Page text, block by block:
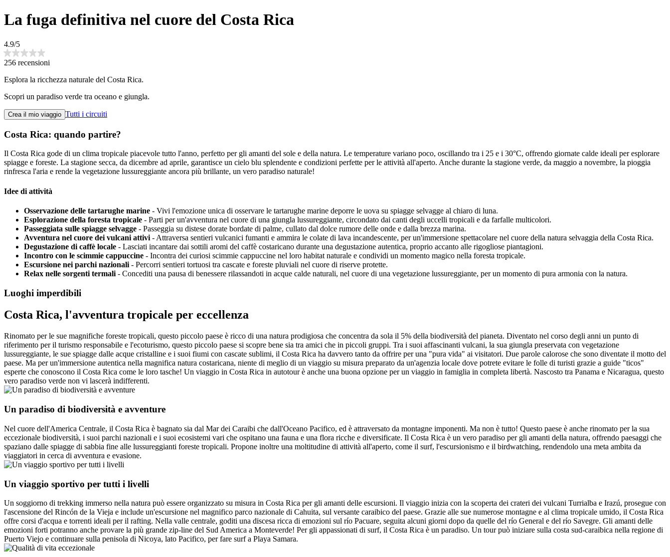
La fuga definitiva nel cuore del Costa Rica
4.9/5
256 recensioni
Esplora la ricchezza naturale del Costa Rica.
Scopri un paradiso verde tra oceano e giungla.
Crea il mio viaggio Tutti i circuiti
Costa Rica: quando partire?
Il Costa Rica gode di un clima tropicale piacevole tutto l'anno, perfetto per gli amanti del sole e della natura. Le temperature variano poco, oscillando tra i 25 e i 30°C, offrendo giornate calde ideali per esplorare
spiagge e foreste. La stagione secca, da dicembre ad aprile, garantisce un cielo blu splendente e condizioni perfette per le attività all'aperto. Anche durante la stagione verde, da maggio a novembre, la pioggia
rinfresca l'aria e rende la vegetazione lussureggiante ancora più brillante, un vero paradiso naturale!
Idee di attività
Osservazione delle tartarughe marine - Vivi l'emozione unica di osservare le tartarughe marine deporre le uova su spiagge selvagge al chiaro di luna.
Esplorazione della foresta tropicale - Parti per un'avventura nel cuore di una giungla lussureggiante, circondato dai canti degli uccelli tropicali e da farfalle multicolori.
Passeggiata sulle spiagge selvagge - Passeggia su distese dorate bordate di palme, cullato dal dolce rumore delle onde e dalla brezza marina.
Avventura nel cuore dei vulcani attivi - Attraversa sentieri vulcanici fumanti e ammira le colate di lava incandescente, per un'immersione spettacolare nel cuore della natura selvaggia della Costa Rica.
Degustazione di caffè locale - Lasciati incantare dai sottili aromi del caffè costaricano durante una degustazione autentica, proprio accanto alle rigogliose piantagioni.
Incontro con le scimmie cappuccine - Incontra dei curiosi scimmie cappuccine nel loro habitat naturale e condividi un momento magico nella foresta tropicale.
Escursione nei parchi nazionali - Percorri sentieri tortuosi tra cascate e foreste pluviali nel cuore di riserve protette.
Relax nelle sorgenti termali - Concediti una pausa di benessere rilassandoti in acque calde naturali, nel cuore di una vegetazione lussureggiante, per un momento di pura armonia con la natura.
Luoghi imperdibili
Costa Rica, l'avventura tropicale per eccellenza
Rinomato per le sue magnifiche foreste tropicali, questo piccolo paese è ricco di una natura prodigiosa che concentra da sola il 5% della biodiversità del pianeta. Diventato nel corso degli anni un punto di
riferimento per il turismo responsabile e l'ecoturismo, questo piccolo paese si scopre bene sia tra amici che in piccoli gruppi. Tra i suoi affascinanti vulcani, la sua giungla preservata con vegetazione
lussureggiante, le sue spiagge dalle acque cristalline e i suoi fiumi con cascate sublimi, il Costa Rica ha davvero tanto da offrire per una "pura vida" ai visitatori. Due parole calorose che sono diventate il motto del
paese. Ma per un'immersione autentica nella magnifica natura costaricana, niente di meglio di un viaggio su misura preparato da un'agenzia locale dove potrete evitare le folle di turisti grazie a guide "ticos"
esperte che conoscono il Costa Rica come le loro tasche! Un viaggio in Costa Rica in autotour è anche una buona opzione per un viaggio in famiglia in completa libertà. Nascosto tra Panama e Nicaragua, questo
vero paradiso verde non vi lascerà indifferenti.
Un paradiso di biodiversità e avventure
Nel cuore dell'America Centrale, il Costa Rica è bagnato sia dal Mar dei Caraibi che dall'Oceano Pacifico, ed è attraversato da montagne imponenti. Ma non è tutto! Questo paese è anche rinomato per la sua
eccezionale biodiversità, i suoi parchi nazionali e i suoi ecosistemi vari che ospitano una fauna e una flora ricche e diversificate. Il Costa Rica è un vero paradiso per gli amanti della natura, offrendo paesaggi che
spaziano dalle spiagge di sabbia fine alle lussureggianti foreste tropicali. Propone inoltre una moltitudine di attività all'aperto, come il surf, l'escursionismo e il birdwatching, rendendolo una meta ambita da
viaggiatori in cerca di avventura e evasione.
Un viaggio sportivo per tutti i livelli
Un soggiorno di trekking immerso nella natura può essere organizzato su misura in Costa Rica per gli amanti delle escursioni. Il viaggio inizia con la scoperta dei crateri dei vulcani Turrialba e Irazú, prosegue con
l'ascensione del Rincón de la Vieja e include un'escursione nel magnifico parco nazionale di Cahuita, sul versante caraibico del paese. Grazie alle sue numerose montagne e al clima tropicale umido, il Costa Rica
offre corsi d'acqua e torrenti ideali per il rafting. Nella valle centrale, goditi una discesa ricca di emozioni sul río Pacuare, seguita alcuni giorni dopo da quelle del río General e del río Savegre. Gli amanti delle
emozioni forti potranno anche provare la più grande zip-line del Sud America a Monteverde! Per gli appassionati di surf, il Costa Rica è un paradiso. Un tour può iniziare sulla costa sud-caraibica nella regione di
Puerto Viejo e continuare sulla penisola di Nicoya, lato Pacifico, per fare surf a Playa Samara.